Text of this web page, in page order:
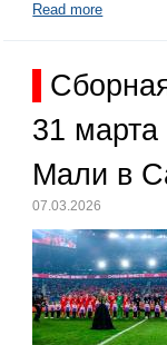
Read more
31
Мали в
07.03.2026